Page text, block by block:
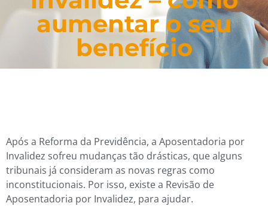
aumentar o seu
benefício
Após a Reforma da Previdência, a Aposentadoria por
Invalidez sofreu mudanças tão drásticas, que alguns
tribunais já consideram as novas regras como
inconstitucionais. Por isso, existe a Revisão de
Aposentadoria por Invalidez, para ajudar.